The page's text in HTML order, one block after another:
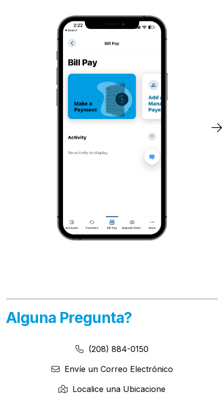
Características de Bill Pay
Alguna Pregunta?
Número de Teléfono:
Número de Teléfono
(208) 884-0150
Envíe un Correo Electrónico
Localice una Ubicacione